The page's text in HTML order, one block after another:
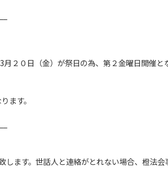
２０日（金）が祭日の為、第２金曜日開催と
ます。
します。世話人と連絡がとれない場合、橙法